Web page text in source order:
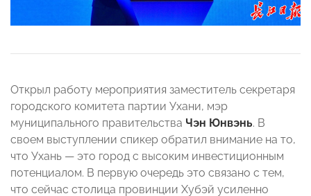
Открыл работу мероприятия заместитель секретаря
городского комитета партии Ухани, мэр
муниципального правительства Чэн Юнвэнь. В
своем выступлении спикер обратил внимание на то,
что Ухань — это город с высоким инвестиционным
потенциалом. В первую очередь это связано с тем,
что сейчас столица провинции Хубэй усиленно